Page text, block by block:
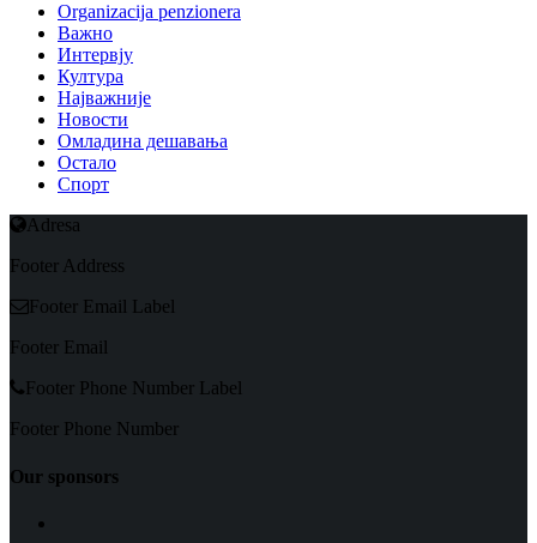
Organizacija penzionera
Важно
Интервју
Култура
Најважније
Новости
Омладина дешавања
Остало
Спорт
Adresa
Footer Address
Footer Email Label
Footer Email
Footer Phone Number Label
Footer Phone Number
Our sponsors